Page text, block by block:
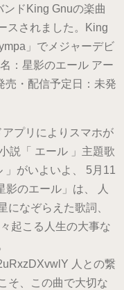
ドKing Gnuの楽曲
スされました。King
」でメジャーデビ
：星影のエール アー
売・配信予定日：未発
プリによりスマホが
説「 エール 」主題歌
」がいよいよ、 5月11
影のエール」は、 人
になぞらえた歌詞、
起こる人生の大事な
人との繋
そ、この曲で大切な